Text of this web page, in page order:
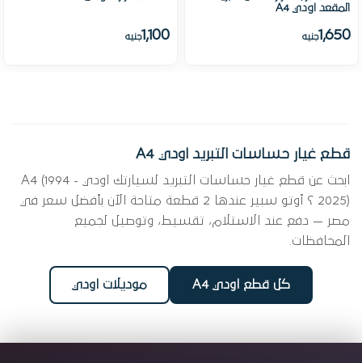
المقعد اودي A4
1,650جنيه 1,100جنيه
قطع غيار حساسات التبريد اودي A4
ابحث عن قطع غيار حساسات التبريد لسيارتك اودي A4 (1994 -
2025) ؟ أوتو سبير عندها 2 قطعة متاحة الآن بأفضل سعر في
مصر — دفع عند الاستلام، تقسيط، وتوصيل لجميع
المحافظات.
كل قطع اودي A4 موديلات اودي